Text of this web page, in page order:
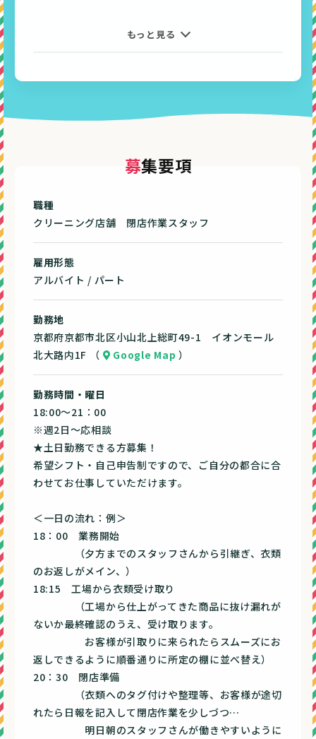
◆希望シフト・自己申告制なので、
夕方3時間程度なので可能です
◎接客に挑戦したい方・接客が好き
◎学校終わりで働きたい
◎午前は別の仕事しているので夕方から働きたい
◎土日祝だけ働きたい（土日祝のみOK）
など
まずはお気軽にお電話いただき、面接時にご相談くだ
さい。
・衣類のお預かり
お客様から衣類などを大切にお預かりして、それに付
随する業務全般を担っていただきます。
夕方からなので、ご返却や作業の割合が高いです。
創業50年以上、安心して仕事に打ち込めます！
もっと見る
募集要項
職種
クリーニング店舗 閉店作業スタッフ
雇用形態
アルバイト / パート
勤務地
京都府京都市北区小山北上総町49-1 イオンモール
北大路内1F （
Google Map ）
勤務時間・曜日
18:00～21：00
※週2日～応相談
★土日勤務できる方募集！
希望シフト・自己申告制ですので、ご自分の都合に合
わせてお仕事していただけます。
＜一日の流れ：例＞
18：00 業務開始
（夕方までのスタッフさんから引継ぎ、衣類
のお返しがメイン、）
18:15 工場から衣類受け取り
（工場から仕上がってきた商品に抜け漏れが
ないか最終確認のうえ、受け取ります。
お客様が引取りに来られたらスムーズにお
返しできるように順番通りに所定の棚に並べ替え）
20：30 閉店準備
（衣類へのタグ付けや整理等、お客様が途切
れたら日報を記入して閉店作業を少しづつ…
明日朝のスタッフさんが働きやすいように